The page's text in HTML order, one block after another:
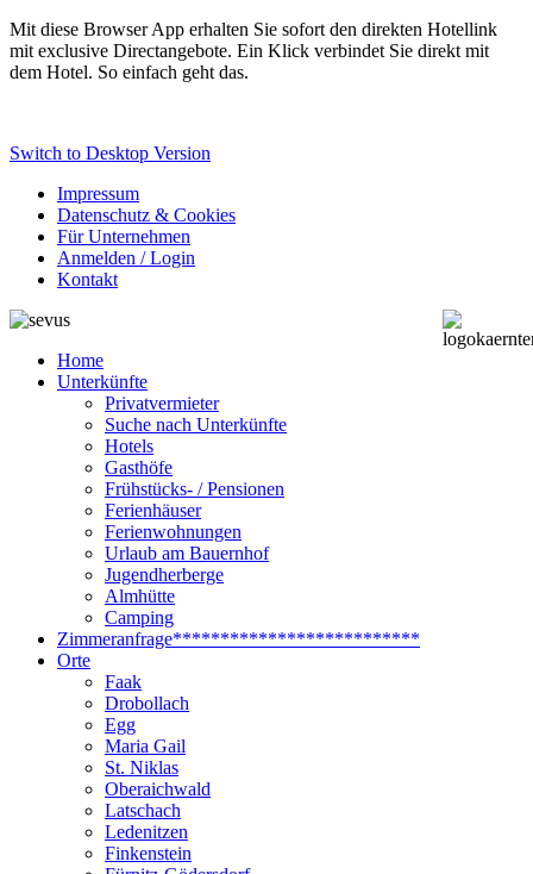
Mit diese Browser App erhalten Sie sofort den direkten Hotellink
mit exclusive Directangebote. Ein Klick verbindet Sie direkt mit
dem Hotel. So einfach geht das.
Switch to Desktop Version
Impressum
Datenschutz & Cookies
Für Unternehmen
Anmelden / Login
Kontakt
Home
Unterkünfte
Privatvermieter
Suche nach Unterkünfte
Hotels
Gasthöfe
Frühstücks- / Pensionen
Ferienhäuser
Ferienwohnungen
Urlaub am Bauernhof
Jugendherberge
Almhütte
Camping
Zimmeranfrage**************************
Orte
Faak
Drobollach
Egg
Maria Gail
St. Niklas
Oberaichwald
Latschach
Ledenitzen
Finkenstein